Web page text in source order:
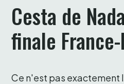
Cesta de
finale
Ce n'est pas exactement